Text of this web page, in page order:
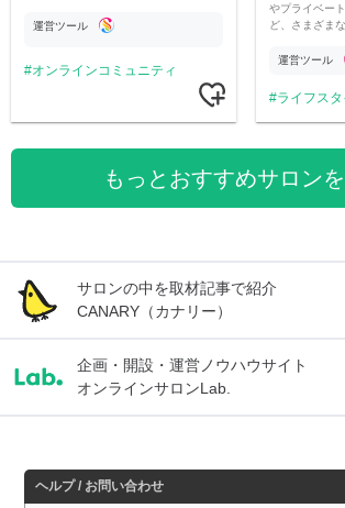
運営ツール
オンラインコミュニティ
やプライベー
ど、さまざま
運営ツール
ライフスタ
もっとおすすめサロン
サロンの中を取材記事で紹介
CANARY（カナリー）
企画・開設・運営ノウハウサイト
オンラインサロンLab.
ヘルプ / お問い合わせ